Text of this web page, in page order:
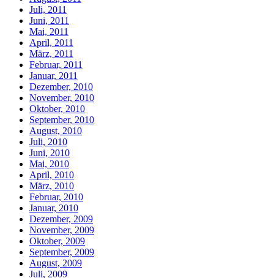
Juli, 2011
Juni, 2011
Mai, 2011
April, 2011
März, 2011
Februar, 2011
Januar, 2011
Dezember, 2010
November, 2010
Oktober, 2010
September, 2010
August, 2010
Juli, 2010
Juni, 2010
Mai, 2010
April, 2010
März, 2010
Februar, 2010
Januar, 2010
Dezember, 2009
November, 2009
Oktober, 2009
September, 2009
August, 2009
Juli, 2009